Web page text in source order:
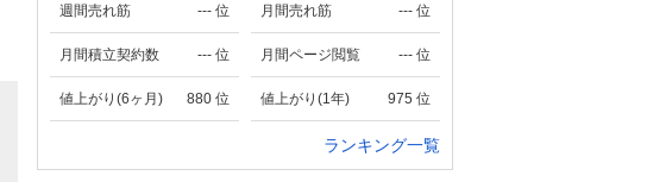
--- 位
週間売れ筋 --- 位
月間売れ筋
--- 位
月間積立契約数 --- 位
月間ページ閲覧
880 位
値上がり(6ヶ月) 975 位
値上がり(1年)
ランキング一覧